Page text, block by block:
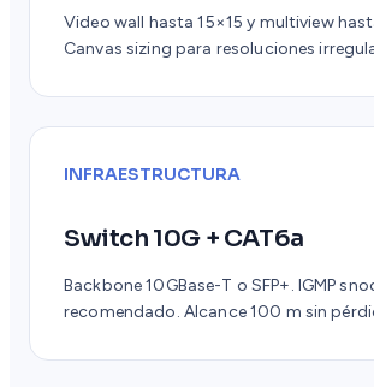
Video wall hasta 15×15 y multiview
Canvas sizing para resoluciones
INFRAESTRUCTURA
Switch 10G + CAT6a
Backbone 10GBase-T o SFP+. IGMP
recomendado. Alcance 100 m sin